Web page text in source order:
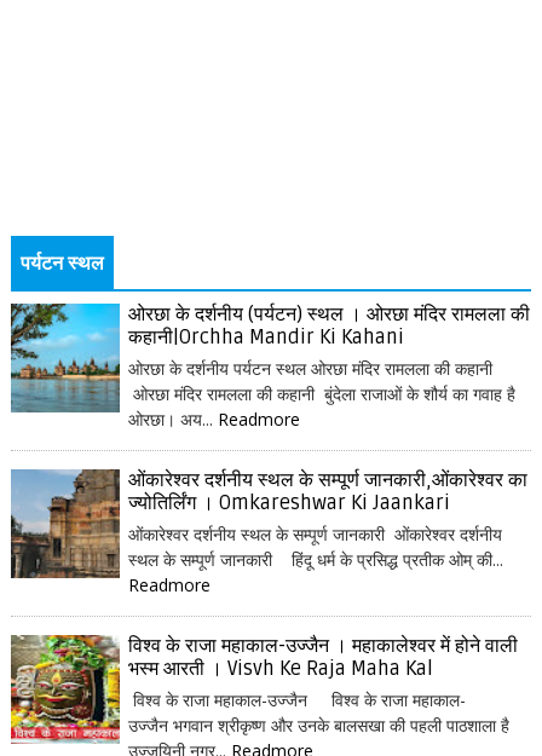
पर्यटन स्थल
ओरछा के दर्शनीय (पर्यटन) स्थल । ओरछा मंदिर रामलला की
कहानी|Orchha Mandir Ki Kahani
ओरछा के दर्शनीय पर्यटन स्थल ओरछा मंदिर रामलला की कहानी
ओरछा मंदिर रामलला की कहानी बुंदेला राजाओं के शौर्य का गवाह है
ओरछा। अय... Readmore
ओंकारेश्वर दर्शनीय स्थल के सम्पूर्ण जानकारी,ओंकारेश्वर का
ज्योतिर्लिंग । Omkareshwar Ki Jaankari
ओंकारेश्वर दर्शनीय स्थल के सम्पूर्ण जानकारी ओंकारेश्वर दर्शनीय
स्थल के सम्पूर्ण जानकारी हिंदू धर्म के प्रसिद्ध प्रतीक ओम् की...
Readmore
विश्व के राजा महाकाल-उज्जैन । महाकालेश्वर में होने वाली
भस्म आरती । Visvh Ke Raja Maha Kal
विश्व के राजा महाकाल-उज्जैन विश्व के राजा महाकाल-
उज्जैन भगवान श्रीकृष्ण और उनके बालसखा की पहली पाठशाला है
उज्जयिनी नगर... Readmore